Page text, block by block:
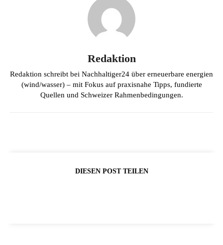
Redaktion
Redaktion schreibt bei Nachhaltiger24 über erneuerbare energien
(wind/wasser) – mit Fokus auf praxisnahe Tipps, fundierte
Quellen und Schweizer Rahmenbedingungen.
DIESEN POST TEILEN